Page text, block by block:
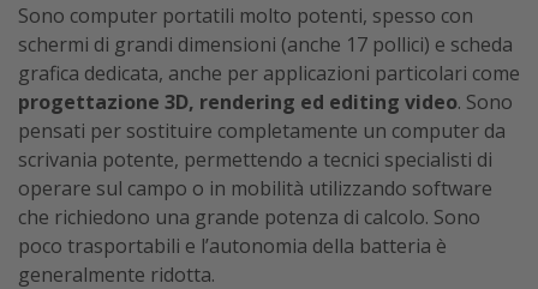
Sono computer portatili molto potenti, spesso con
schermi di grandi dimensioni (anche 17 pollici) e scheda
grafica dedicata, anche per applicazioni particolari come
progettazione 3D, rendering ed editing video. Sono
pensati per sostituire completamente un computer da
scrivania potente, permettendo a tecnici specialisti di
operare sul campo o in mobilità utilizzando software
che richiedono una grande potenza di calcolo. Sono
poco trasportabili e l’autonomia della batteria è
generalmente ridotta.